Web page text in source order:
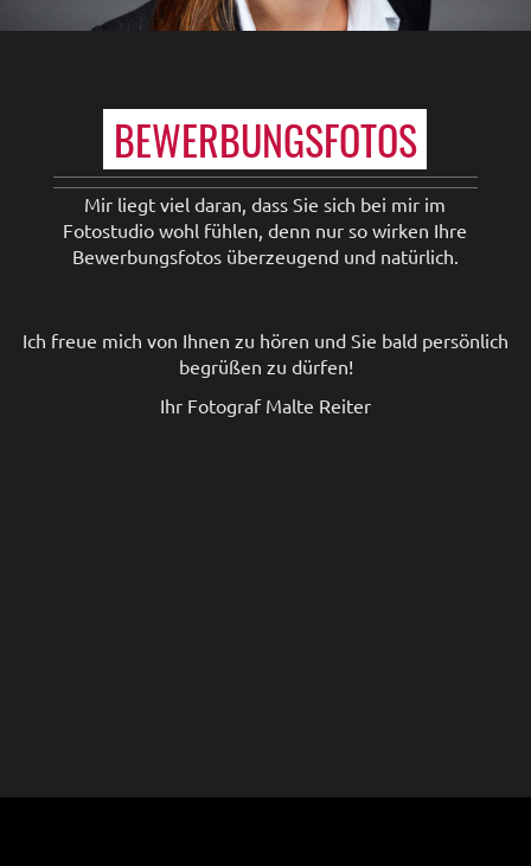
BEWERBUNGSFOTOS
Mir liegt viel daran, dass Sie sich bei mir im
Fotostudio wohl fühlen, denn nur so wirken Ihre
Bewerbungsfotos überzeugend und natürlich.
Ich freue mich von Ihnen zu hören und Sie bald persönlich
begrüßen zu dürfen!
Ihr Fotograf Malte Reiter